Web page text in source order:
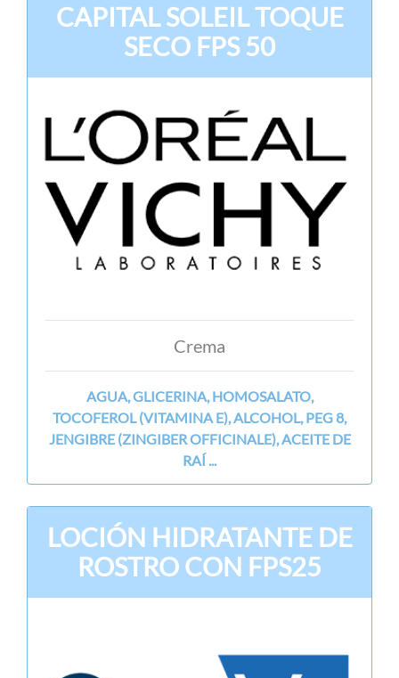
CAPITAL SOLEIL TOQUE
SECO FPS 50
Crema
AGUA, GLICERINA, HOMOSALATO,
TOCOFEROL (VITAMINA E), ALCOHOL, PEG 8,
JENGIBRE (ZINGIBER OFFICINALE), ACEITE DE
RAÍ ...
LOCIÓN HIDRATANTE DE
ROSTRO CON FPS25